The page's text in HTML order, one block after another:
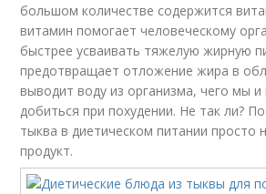
большом количестве содержится
витамин помогает человеческому
быстрее усваивать тяжелую жирную
предотвращает отложение жира в
выводит воду из организма, чего мы
добиться при похудении. Не так ли?
тыква в диетическом питании просто
продукт.